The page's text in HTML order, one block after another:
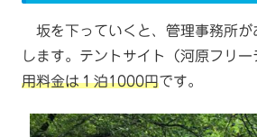
坂を下っていくと、管理事務所が
します。テントサイト（河原フリ
用料金は１泊1000円です。